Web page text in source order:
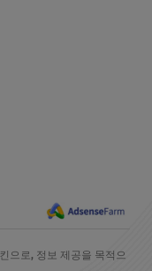
으로, 정보 제공을 목적으